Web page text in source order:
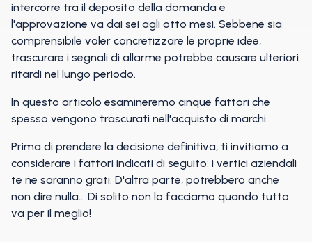
intercorre tra il deposito della domanda e
l'approvazione va dai sei agli otto mesi. Sebbene sia
comprensibile voler concretizzare le proprie idee,
trascurare i segnali di allarme potrebbe causare ulteriori
ritardi nel lungo periodo.
In questo articolo esamineremo cinque fattori che
spesso vengono trascurati nell'acquisto di marchi.
Prima di prendere la decisione definitiva, ti invitiamo a
considerare i fattori indicati di seguito: i vertici aziendali
te ne saranno grati. D'altra parte, potrebbero anche
non dire nulla… Di solito non lo facciamo quando tutto
va per il meglio!